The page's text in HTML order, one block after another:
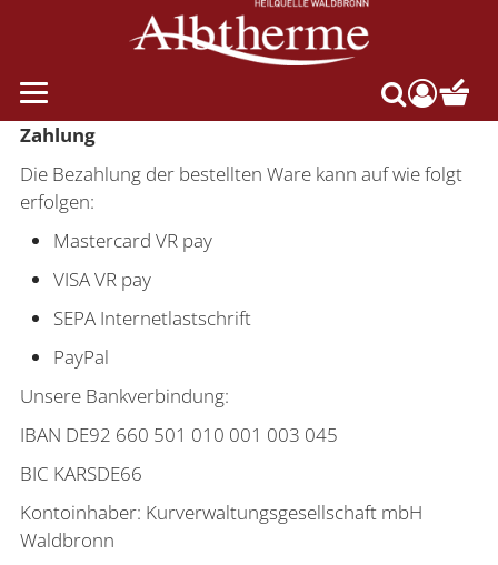
Zahlung
Die Bezahlung der bestellten Ware kann auf wie folgt
erfolgen:
Mastercard VR pay
VISA VR pay
SEPA Internetlastschrift
PayPal
Unsere Bankverbindung:
IBAN DE92 660 501 010 001 003 045
BIC KARSDE66
Kontoinhaber: Kurverwaltungsgesellschaft mbH
Waldbronn